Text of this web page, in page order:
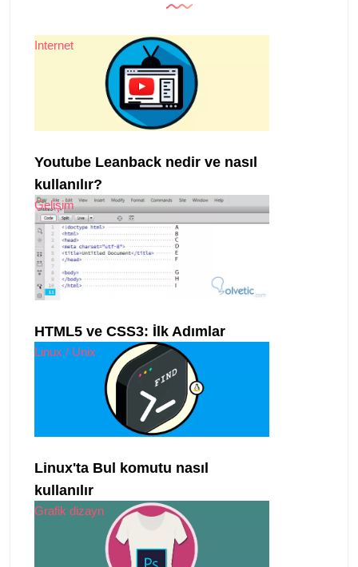
Internet
Youtube Leanback nedir ve nasıl
kullanılır?
Gelişim
HTML5 ve CSS3: İlk Adımlar
Linux / Unix
Linux'ta Bul komutu nasıl
kullanılır
Grafik dizayn